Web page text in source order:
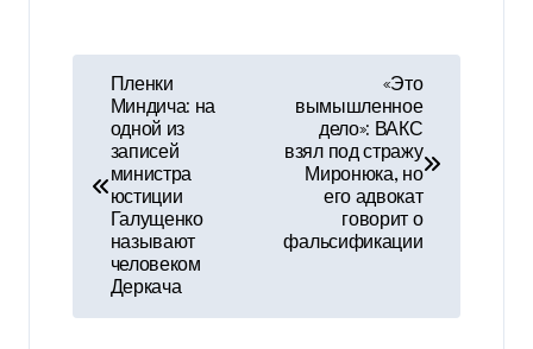
в
а
Пленки
Миндича: на
одной из
записей
министра
юстиции
Галущенко
называют
человеком
Деркача
«Это
вымышленное
дело»: ВАКС
взял под стражу
Миронюка, но
его адвокат
говорит о
фальсификации